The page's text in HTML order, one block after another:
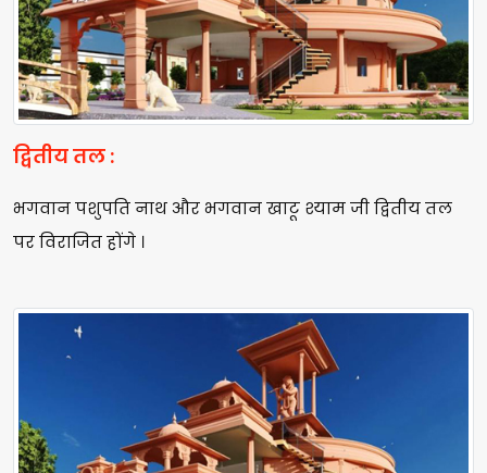
द्वितीय तल :
भगवान पशुपति नाथ और भगवान खाटू श्याम जी द्वितीय तल
पर विराजित होंगे ।